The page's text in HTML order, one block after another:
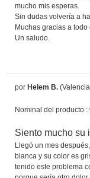
mucho mis esperas.
Sin dudas volvería a
Muchas gracias a todo
Un saludo.
por Helem B.
Nominal del producto :
Siento mucho su
Llegó un mes
blanca y su color es
tenido este problema